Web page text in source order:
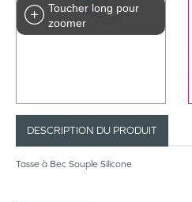
Toucher long pour
zoomer
DESCRIPTION DU PRODUIT
Tasse à Bec Souple Silicone